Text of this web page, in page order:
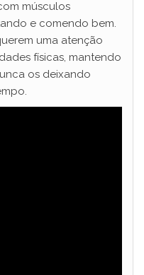
músculos
e comendo bem.
uma atenção
físicas, mantendo
os deixando